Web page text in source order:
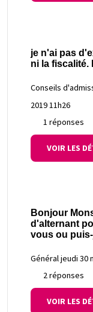
je n'ai pas
ni la fiscalité.
Conseils
2019 11h26
1 réponses
VOIR LES
Bonjour
d'alternant
vous ou
Généraljeudi 30
2 réponses
VOIR LES